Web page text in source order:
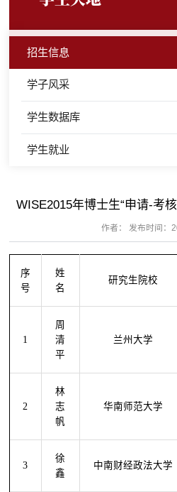
招生信息
学子风采
学生数据库
学生就业
WISE2015年博士生“申请-考
作者： 发布时间：
序
号
姓
名
研究生院校
1
周
清
平
兰州大学
2
林
志
帆
华南师范大学
3
徐
鑫
中南财经政法大学